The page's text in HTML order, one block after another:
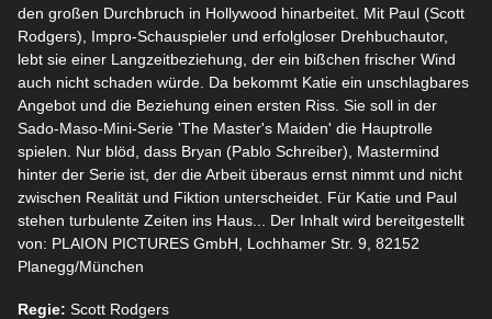
den großen Durchbruch in Hollywood hinarbeitet. Mit Paul (Scott
Rodgers), Impro-Schauspieler und erfolgloser Drehbuchautor,
lebt sie einer Langzeitbeziehung, der ein bißchen frischer Wind
auch nicht schaden würde. Da bekommt Katie ein unschlagbares
Angebot und die Beziehung einen ersten Riss. Sie soll in der
Sado-Maso-Mini-Serie 'The Master's Maiden' die Hauptrolle
spielen. Nur blöd, dass Bryan (Pablo Schreiber), Mastermind
hinter der Serie ist, der die Arbeit überaus ernst nimmt und nicht
zwischen Realität und Fiktion unterscheidet. Für Katie und Paul
stehen turbulente Zeiten ins Haus... Der Inhalt wird bereitgestellt
von: PLAION PICTURES GmbH, Lochhamer Str. 9, 82152
Planegg/München
Regie: Scott Rodgers